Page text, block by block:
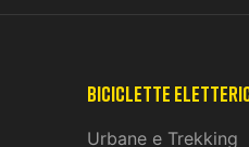
biciclette
Urbane e Trekking